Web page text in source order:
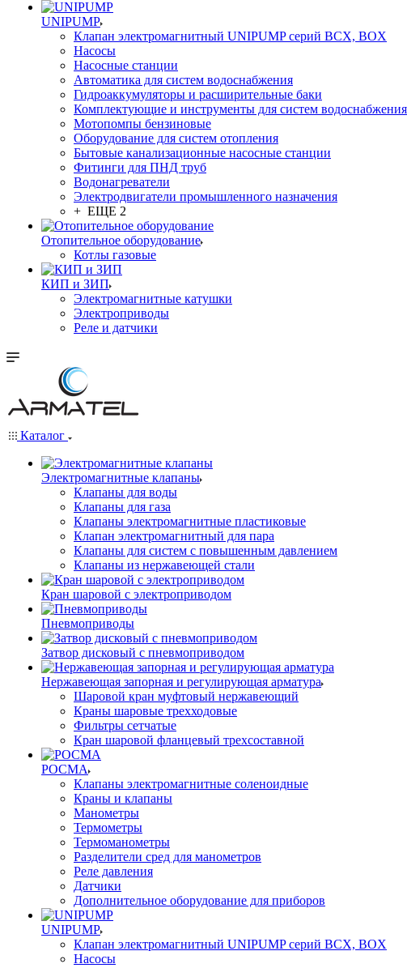
UNIPUMP
Клапан электромагнитный UNIPUMP серий BCX, BOX
Насосы
Насосные станции
Автоматика для систем водоснабжения
Гидроаккумуляторы и расширительные баки
Комплектующие и инструменты для систем водоснабжения
Мотопомпы бензиновые
Оборудование для систем отопления
Бытовые канализационные насосные станции
Фитинги для ПНД труб
Водонагреватели
Электродвигатели промышленного назначения
+ ЕЩЕ 2
Отопительное оборудование
Котлы газовые
КИП и ЗИП
Электромагнитные катушки
Электроприводы
Реле и датчики
Каталог
Электромагнитные клапаны
Клапаны для воды
Клапаны для газа
Клапаны электромагнитные пластиковые
Клапан электромагнитный для пара
Клапаны для систем с повышенным давлением
Клапаны из нержавеющей стали
Кран шаровой с электроприводом
Пневмоприводы
Затвор дисковый с пневмоприводом
Нержавеющая запорная и регулирующая арматура
Шаровой кран муфтовый нержавеющий
Краны шаровые трехходовые
Фильтры сетчатые
Кран шаровой фланцевый трехсоставной
РОСМА
Клапаны электромагнитные соленоидные
Краны и клапаны
Манометры
Термометры
Термоманометры
Разделители сред для манометров
Реле давления
Датчики
Дополнительное оборудование для приборов
UNIPUMP
Клапан электромагнитный UNIPUMP серий BCX, BOX
Насосы